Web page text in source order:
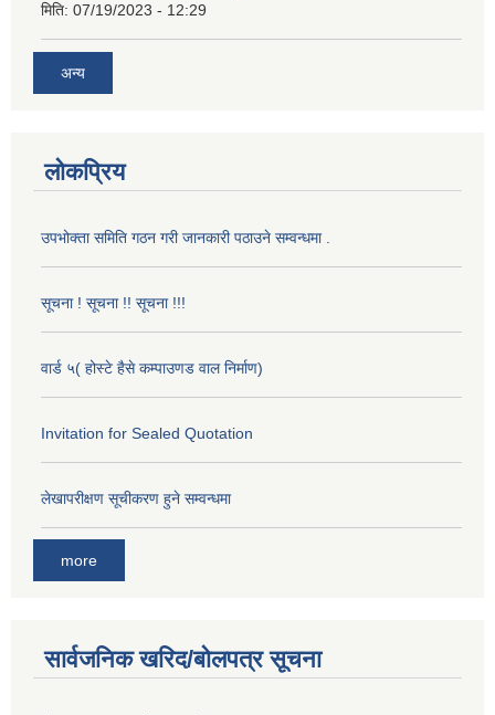
मिति: 07/19/2023 - 12:29
अन्य
लोकप्रिय
उपभोक्ता समिति गठन गरी जानकारी पठाउने सम्वन्धमा .
सूचना ! सूचना !! सूचना !!!
वार्ड ५( होस्टे हैसे कम्पाउणड वाल निर्माण)
Invitation for Sealed Quotation
लेखापरीक्षण सूचीकरण हुने सम्वन्धमा
more
सार्वजनिक खरिद/बोलपत्र सूचना